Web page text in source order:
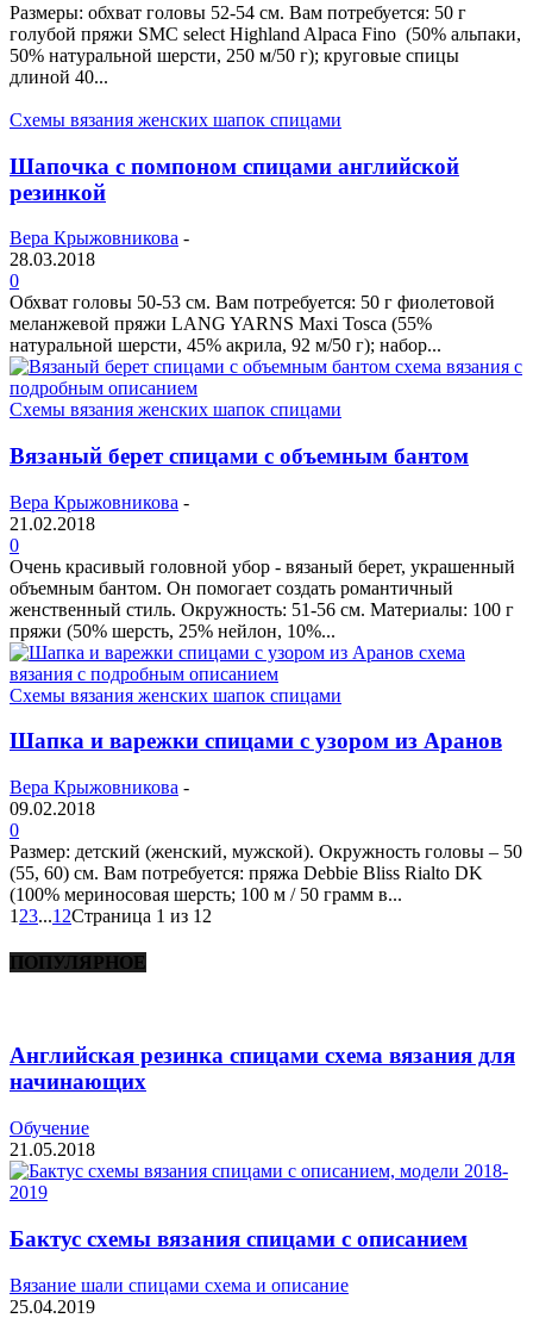
Размеры: обхват головы 52-54 см. Вам потребуется: 50 г
голубой пряжи SMC select Highland Alpaca Fino (50% альпаки,
50% натуральной шерсти, 250 м/50 г); круговые спицы
длиной 40...
Схемы вязания женских шапок спицами
Шапочка с помпоном спицами английской
резинкой
Вера Крыжовникова -
28.03.2018
0
Обхват головы 50-53 см. Вам потребуется: 50 г фиолетовой
меланжевой пряжи LANG YARNS Maxi Tosca (55%
натуральной шерсти, 45% акрила, 92 м/50 г); набор...
Схемы вязания женских шапок спицами
Вязаный берет спицами с объемным бантом
Вера Крыжовникова -
21.02.2018
0
Очень красивый головной убор - вязаный берет, украшенный
объемным бантом. Он помогает создать романтичный
женственный стиль. Окружность: 51-56 см. Материалы: 100 г
пряжи (50% шерсть, 25% нейлон, 10%...
Схемы вязания женских шапок спицами
Шапка и варежки спицами с узором из Аранов
Вера Крыжовникова -
09.02.2018
0
Размер: детский (женский, мужской). Окружность головы – 50
(55, 60) см. Вам потребуется: пряжа Debbie Bliss Rialto DK
(100% мериносовая шерсть; 100 м / 50 грамм в...
1 23...12Страница 1 из 12
ПОПУЛЯРНОЕ
Английская резинка спицами схема вязания для
начинающих
Обучение
21.05.2018
Бактус схемы вязания спицами с описанием
Вязание шали спицами схема и описание
25.04.2019